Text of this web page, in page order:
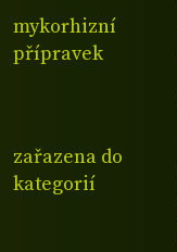
mykorhizní
přípravek
zařazena do
kategorií